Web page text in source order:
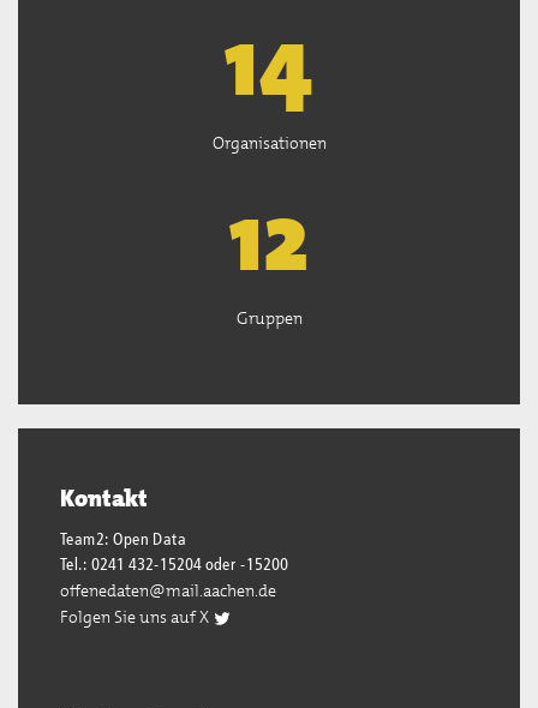
14
Organisationen
13
Gruppen
Kontakt
Team2: Open Data
Tel.: 0241 432-15204 oder -15200
offenedaten@mail.aachen.de
Folgen Sie uns auf X